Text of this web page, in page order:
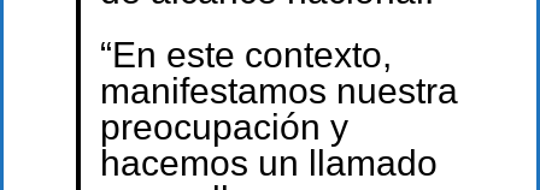
“En este contexto,
manifestamos nuestra
preocupación y
hacemos un llamado